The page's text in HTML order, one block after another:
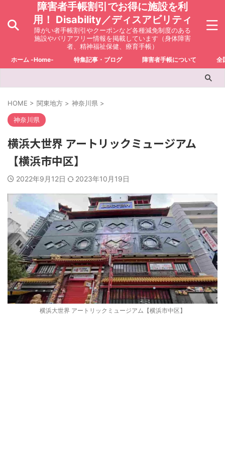
障害者手帳割引でお得に施設を利
用！ Disability／ディスアビリティ
障がい者手帳割引やクーポンなど各種減免制度のある
施設やバリアフリー情報を掲載しています（身体障害
者、精神福祉保健、療育手帳）
ホーム -Home- 特集記事・ブログ 障害者手帳について 全
HOME > 関東地方 > 神奈川県 >
神奈川県
横浜大世界 アートリックミュージアム
【横浜市中区】
2022年9月12日 2023年10月19日
横浜大世界 アートリックミュージアム【横浜市中区】